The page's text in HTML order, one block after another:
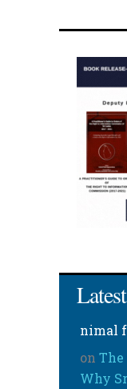
nimal
on The
Why